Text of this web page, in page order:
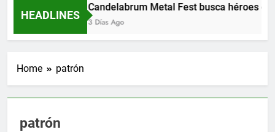
HEADLINES
Candelabrum Metal Fest busca héroes de
3 Días Ago
Home patrón
patrón